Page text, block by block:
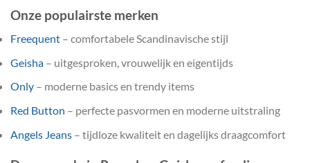
Onze populairste merken
Freequent – comfortabele Scandinavische stijl
Geisha – uitgesproken, vrouwelijk en eigentijds
Only – moderne basics en trendy items
Red Button – perfecte pasvormen en moderne uitstraling
Angels Jeans – tijdloze kwaliteit en dagelijks draagcomfort